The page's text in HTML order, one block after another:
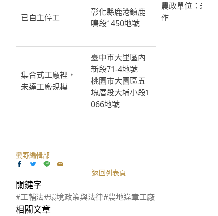
農政單位：未動
作
已自主停工
彰化縣鹿港鎮鹿
鳴段1450地號
集合式工廠裡，
未達工廠規模
臺中市大里區內
新段71-4地號
桃園市大園區五
塊厝段大埔小段1
066地號
蠻野編輯部
返回列表頁
關鍵字
#工輔法#環境政策與法律#農地違章工廠
相關文章